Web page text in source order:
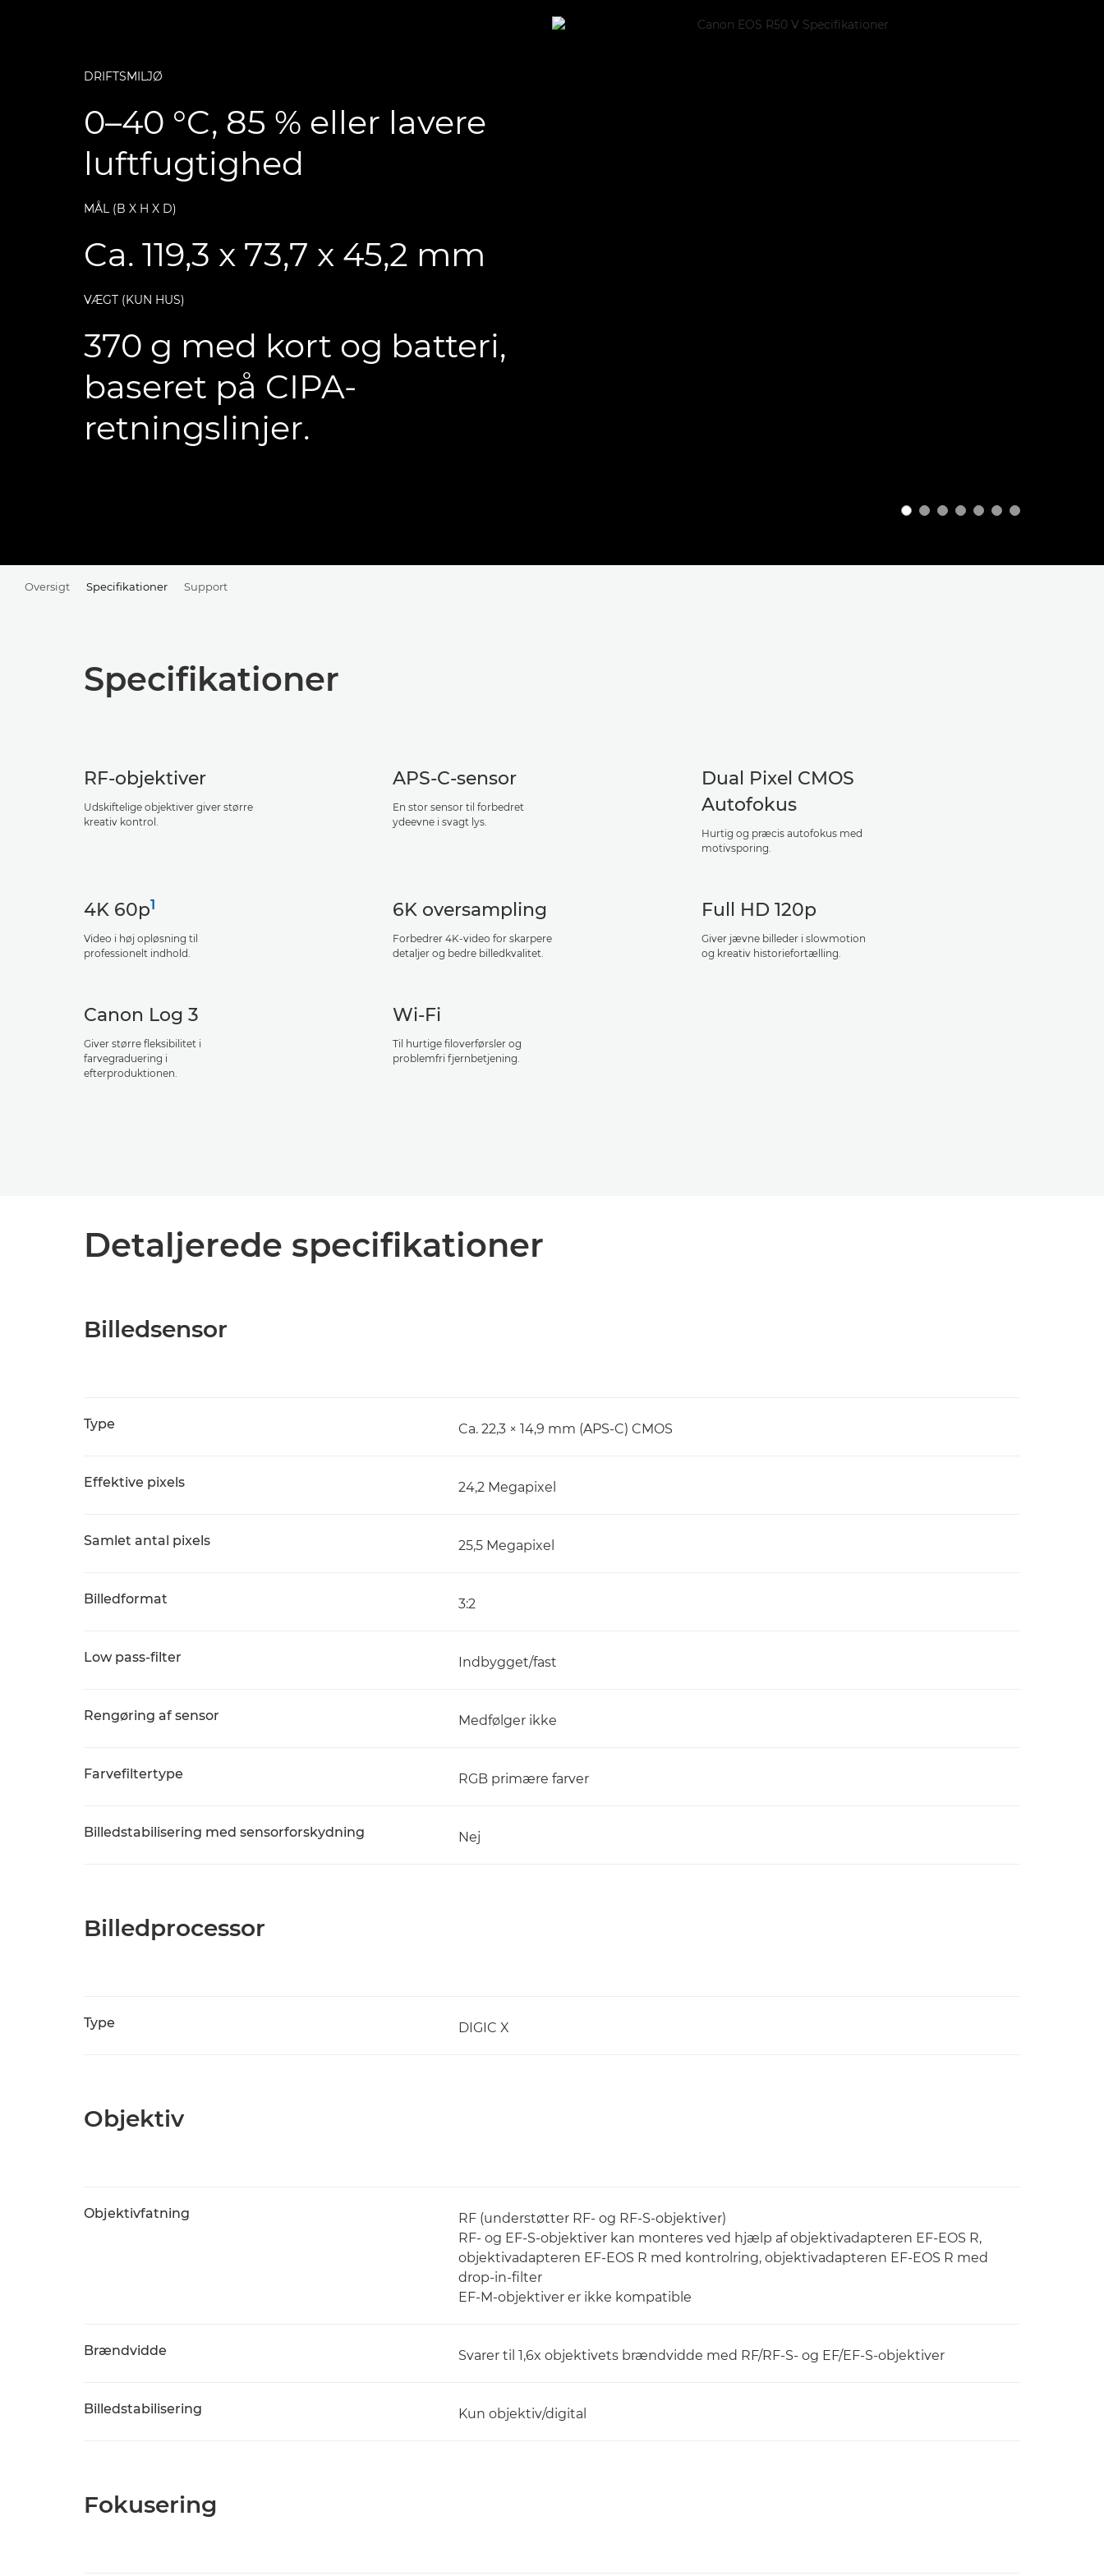
DRIFTSMILJØ
0–40 °C, 85 % eller lavere
luftfugtighed
MÅL (B X H X D)
Ca. 119,3 x 73,7 x 45,2 mm
VÆGT (KUN HUS)
370 g med kort og batteri,
baseret på CIPA-
retningslinjer.
Oversigt Specifikationer Support
Specifikationer
RF-objektiver
Udskiftelige objektiver giver større
kreativ kontrol.
APS-C-sensor
En stor sensor til forbedret
ydeevne i svagt lys.
Dual Pixel CMOS
Autofokus
Hurtig og præcis autofokus med
motivsporing.
4K 60p1
Video i høj opløsning til
professionelt indhold.
6K oversampling
Forbedrer 4K-video for skarpere
detaljer og bedre billedkvalitet.
Full HD 120p
Giver jævne billeder i slowmotion
og kreativ historiefortælling.
Canon Log 3
Giver større fleksibilitet i
farvegraduering i
efterproduktionen.
Wi-Fi
Til hurtige filoverførsler og
problemfri fjernbetjening.
Detaljerede specifikationer
Billedsensor
Type Ca. 22,3 × 14,9 mm (APS-C) CMOS
Effektive pixels 24,2 Megapixel
Samlet antal pixels 25,5 Megapixel
Billedformat 3:2
Low pass-filter Indbygget/fast
Rengøring af sensor Medfølger ikke
Farvefiltertype RGB primære farver
Billedstabilisering med sensorforskydning Nej
Billedprocessor
Type DIGIC X
Objektiv
Objektivfatning
RF (understøtter RF- og RF-S-objektiver)
RF- og EF-S-objektiver kan monteres ved hjælp af objektivadapteren EF-EOS R,
objektivadapteren EF-EOS R med kontrolring, objektivadapteren EF-EOS R med
drop-in-filter
EF-M-objektiver er ikke kompatible
Brændvidde Svarer til 1,6x objektivets brændvidde med RF/RF-S- og EF/EF-S-objektiver
Billedstabilisering Kun objektiv/digital
Fokusering